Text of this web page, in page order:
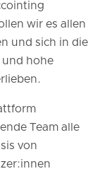
wir es allen
und sich in die
hohe
Team alle
von